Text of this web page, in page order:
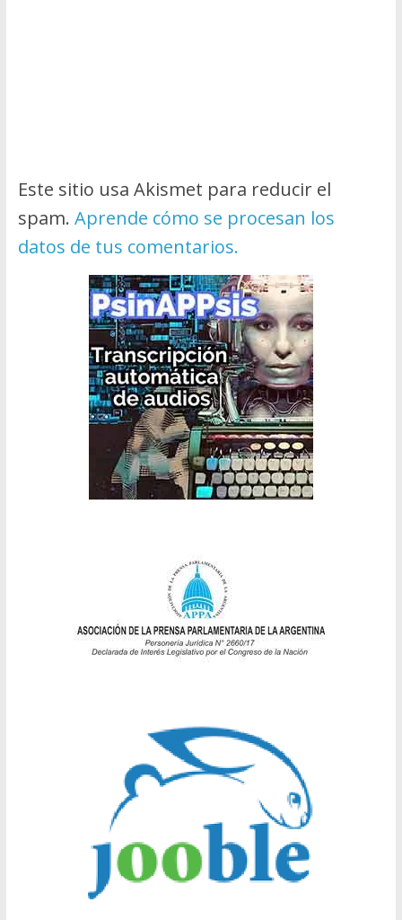
Este sitio usa Akismet para reducir el
spam. Aprende cómo se procesan los
datos de tus comentarios.